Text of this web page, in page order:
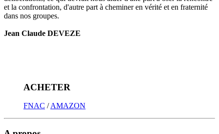
et la confrontation, d'autre part à cheminer en vérité et en fraternité
dans nos groupes.
Jean Claude DEVEZE
ACHETER
FNAC /AMAZON